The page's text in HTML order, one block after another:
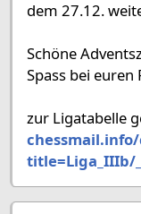
dem 27.12.
Schöne
Spass bei
zur Ligatabelle
title=Liga_IIIb/